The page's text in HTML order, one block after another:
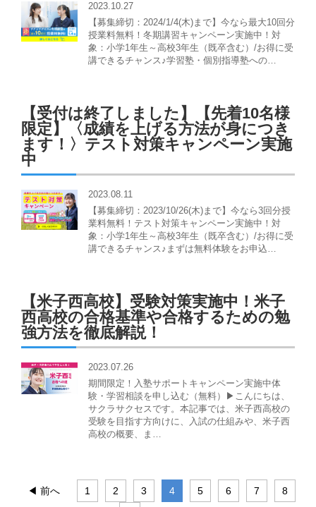
2023.10.27
【募集締切：2024/1/4(木)まで】今なら最大10回分
授業料無料！冬期講習キャンペーン実施中！対
象：小学1年生～高校3年生（既卒含む）/お得に受
講できるチャンス♪学習塾・個別指導塾への…
【受付は終了しました】【先着10名様
限定】〈成績を上げる方法が身につき
ます！〉テスト対策キャンペーン実施
中
2023.08.11
【募集締切：2023/10/26(木)まで】今なら3回分授
業料無料！テスト対策キャンペーン実施中！対
象：小学1年生～高校3年生（既卒含む）/お得に受
講できるチャンス♪まずは無料体験をお申込…
【米子西高校】受験対策実施中！米子
西高校の合格基準や合格するための勉
強方法を徹底解説！
2023.07.26
期間限定！入塾サポートキャンペーン実施中体
験・学習相談を申し込む（無料）▶こんにちは、
サクラサクセスです。本記事では、米子西高校の
受験を目指す方向けに、入試の仕組みや、米子西
高校の概要、ま…
◀ 前へ 1 2 3 4 5 6 7 8